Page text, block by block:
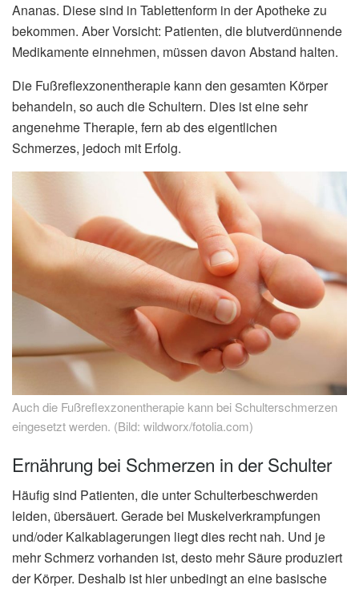
Ananas. Diese sind in Tablettenform in der Apotheke zu
bekommen. Aber Vorsicht: Patienten, die blutverdünnende
Medikamente einnehmen, müssen davon Abstand halten.
Die Fußreflexzonentherapie kann den gesamten Körper
behandeln, so auch die Schultern. Dies ist eine sehr
angenehme Therapie, fern ab des eigentlichen
Schmerzes, jedoch mit Erfolg.
Auch die Fußreflexzonentherapie kann bei Schulterschmerzen
eingesetzt werden. (Bild: wildworx/fotolia.com)
Ernährung bei Schmerzen in der Schulter
Häufig sind Patienten, die unter Schulterbeschwerden
leiden, übersäuert. Gerade bei Muskelverkrampfungen
und/oder Kalkablagerungen liegt dies recht nah. Und je
mehr Schmerz vorhanden ist, desto mehr Säure produziert
der Körper. Deshalb ist hier unbedingt an eine basische